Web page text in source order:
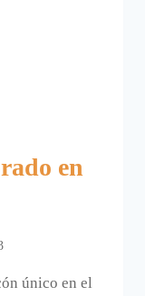
en
único en el